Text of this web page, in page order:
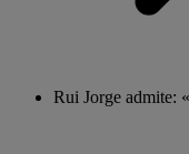
Rui Jorge admite: